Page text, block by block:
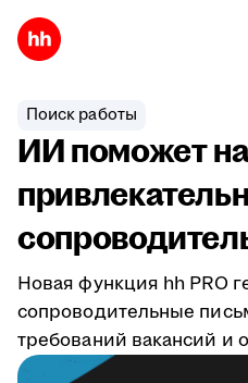
Поиск работы
ИИ поможет
Новая функция hh PRO
сопроводительные
требований вакансий и